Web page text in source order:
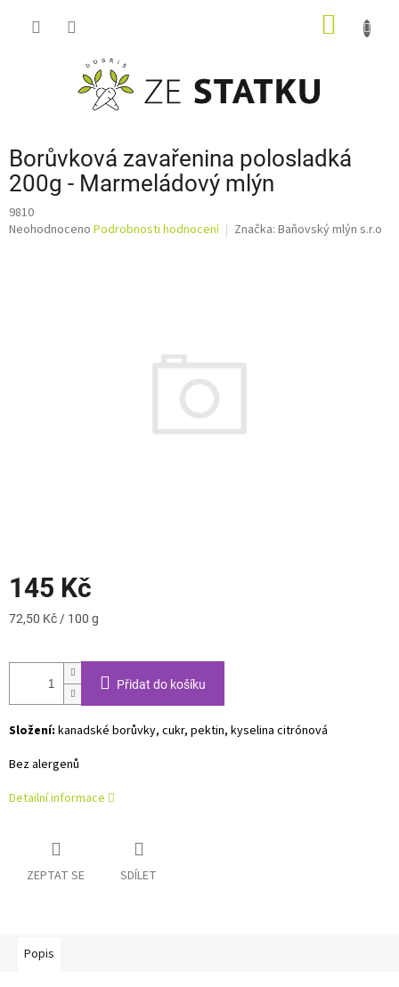
Borůvková zavařenina polosladká
200g - Marmeládový mlýn
9810
Průměrné
Neohodnoceno Podrobnosti hodnocení Značka: Baňovský mlýn s.r.o
145 Kč
Měrná
72,50 Kč / 100 g
Přidat do košíku
Složení: kanadské borůvky, cukr, pektin, kyselina citrónová
Bez alergenů
Detailní informace
ZEPTAT SE SDÍLET
Popis